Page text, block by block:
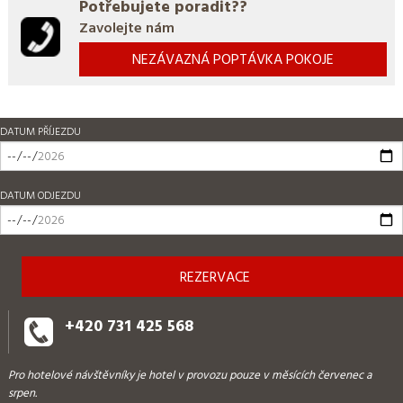
Potřebujete poradit??
Zavolejte nám
NEZÁVAZNÁ POPTÁVKA POKOJE
DATUM PŘÍJEZDU
DATUM ODJEZDU
+420 731 425 568
Pro hotelové návštěvníky je hotel v provozu pouze v měsících červenec a
srpen.